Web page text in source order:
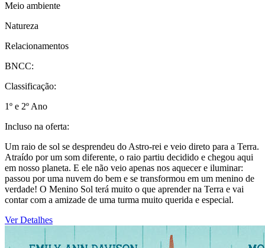
Meio ambiente
Natureza
Relacionamentos
BNCC:
Classificação:
1º e 2º Ano
Incluso na oferta:
Um raio de sol se desprendeu do Astro-rei e veio direto para a Terra.
Atraído por um som diferente, o raio partiu decidido e chegou aqui
em nosso planeta. E ele não veio apenas nos aquecer e iluminar:
passou por uma nuvem do bem e se transformou em um menino de
verdade! O Menino Sol terá muito o que aprender na Terra e vai
contar com a amizade de uma turma muito querida e especial.
Ver Detalhes